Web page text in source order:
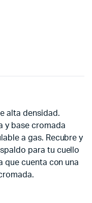
alta densidad.
y base cromada
a gas. Recubre y
para tu cuello
que cuenta con una